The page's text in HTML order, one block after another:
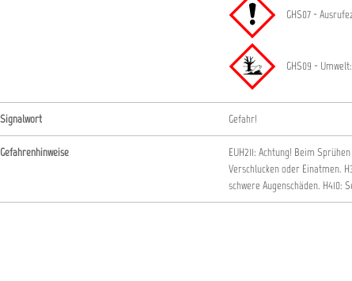
GHS07 -
GHS09 -
Signalwort Gefahr!
Gefahrenhinweise EUH211: Achtung! Beim
Verschlucken oder Einatmen.
schwere Augenschäden. H410: